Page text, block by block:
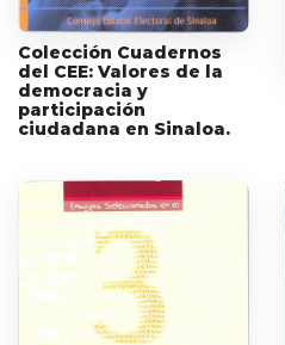
Colección Cuadernos
del CEE: Valores de la
democracia y
participación
ciudadana en Sinaloa.